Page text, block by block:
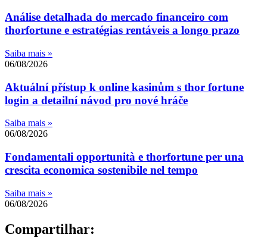
Análise detalhada do mercado financeiro com
thorfortune e estratégias rentáveis a longo prazo
Saiba mais »
06/08/2026
Aktuální přístup k online kasinům s thor fortune
login a detailní návod pro nové hráče
Saiba mais »
06/08/2026
Fondamentali opportunità e thorfortune per una
crescita economica sostenibile nel tempo
Saiba mais »
06/08/2026
Compartilhar: